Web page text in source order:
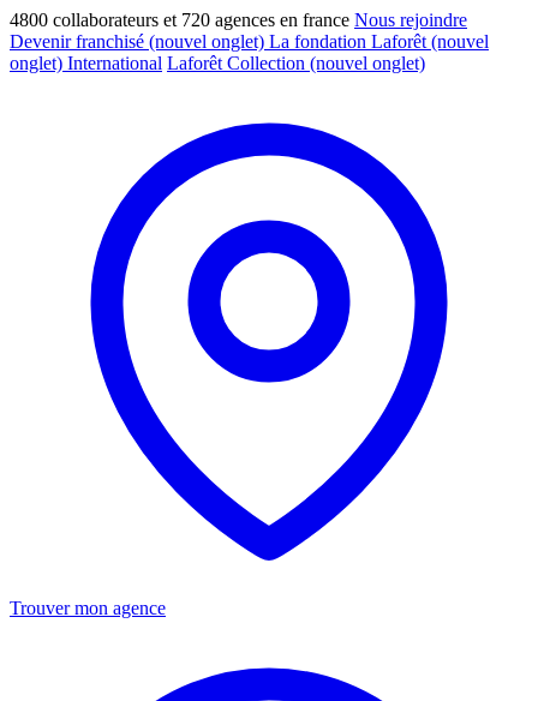
4800 collaborateurs et 720 agences en france Nous rejoindre
Devenir franchisé (nouvel onglet) La fondation Laforêt (nouvel
onglet) International Laforêt Collection (nouvel onglet)
Trouver mon agence